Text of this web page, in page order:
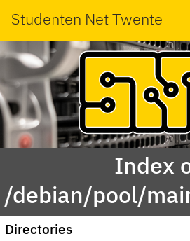
Studenten Net Twente
Index
/debian/pool/
Directories